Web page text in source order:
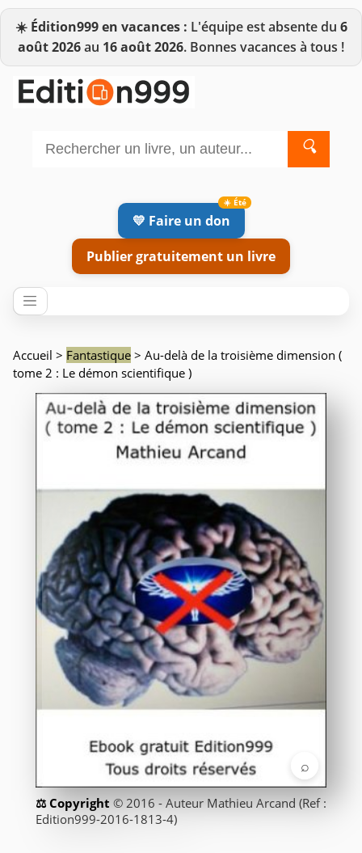
☀️ Édition999 en vacances : L'équipe est absente du 6
août 2026au 16 août 2026. Bonnes vacances à tous !
🔍
💛 Faire un don
Publier gratuitement un livre
Accueil > Fantastique > Au-delà de la troisième dimension (
tome 2 : Le démon scientifique )
⌕
© 2016 - Auteur Mathieu Arcand (Ref :
Edition999-2016-1813-4)